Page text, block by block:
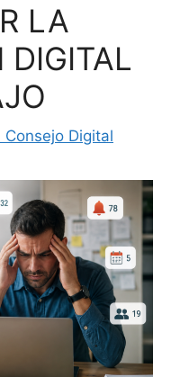
LA
DIGITAL
Consejo Digital